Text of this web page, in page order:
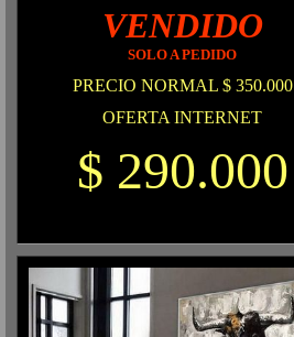
VENDIDO
SOLO A PEDIDO
PRECIO NORMAL $ 350.000
OFERTA INTERNET
$ 290.000